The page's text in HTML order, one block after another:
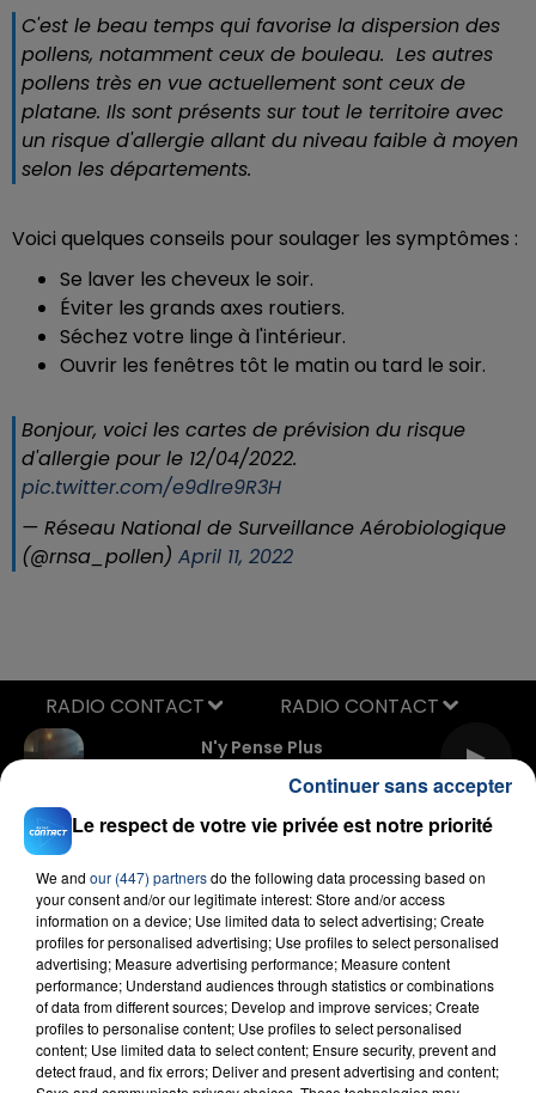
C'est le beau temps qui favorise la dispersion des
pollens, notamment ceux de bouleau. Les autres
pollens très en vue actuellement sont ceux de
platane. Ils sont présents sur tout le territoire avec
un risque d'allergie allant du niveau faible à moyen
selon les départements.
Voici quelques conseils pour soulager les symptômes :
Se laver les cheveux le soir.
Éviter les grands axes routiers.
Séchez votre linge à l'intérieur.
Ouvrir les fenêtres tôt le matin ou tard le soir.
Bonjour, voici les cartes de prévision du risque
d'allergie pour le 12/04/2022.
pic.twitter.com/e9dlre9R3H
— Réseau National de Surveillance Aérobiologique
(@rnsa_pollen) April 11, 2022
N'y Pense Plus
RADIO CONTACT
FIL D'ACTU
Le respect de votre vie privée est notre priorité
We and our (447) partnersdo the following data processing based on
your consent and/or our legitimate interest: Store and/or access
information on a device; Use limited data to select advertising; Create
profiles for personalised advertising; Use profiles to select personalised
advertising; Measure advertising performance; Measure content
performance; Understand audiences through statistics or combinations
of data from different sources; Develop and improve services; Create
profiles to personalise content; Use profiles to select personalised
content; Use limited data to select content; Ensure security, prevent and
detect fraud, and fix errors; Deliver and present advertising and content;
Continuer sans accepter